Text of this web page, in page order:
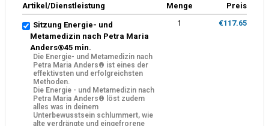
Artikel/Dienstleistung Menge Preis
Sitzung Energie- und
Metamedizin nach Petra Maria
Anders®️45 min.
Die Energie- und Metamedizin nach
Petra Maria Anders®️ ist eines der
effektivsten und erfolgreichsten
Methoden.
Die Energie - und Metamedizin nach
Petra Maria Anders®️ löst zudem
alles was in deinem
Unterbewusstsein schlummert, wie
alte verdrängte und eingefrorene
1 €117.65